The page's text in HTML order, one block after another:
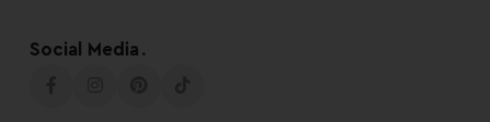
Social Media .